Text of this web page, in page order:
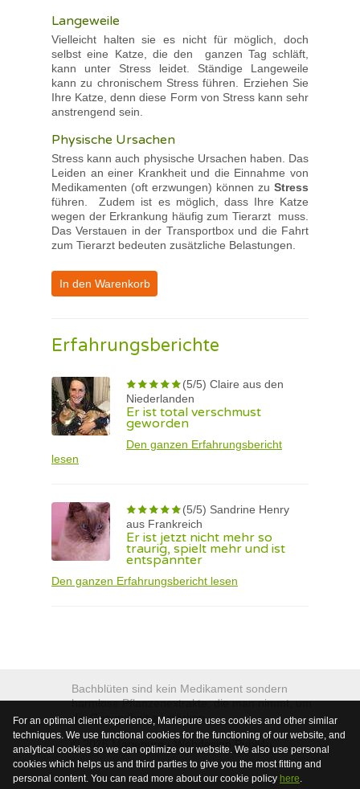
Langeweile
Vielleicht halten sie es nicht für möglich, doch
selbst eine Katze, die den ganzen Tag schläft,
kann unter Stress leidet. Ständige Langeweile
kann zu chronischem Stress führen. Erziehen Sie
Ihre Katze, denn diese Form von Stress kann sehr
anstrengend sein.
Physische Ursachen
Stress kann auch physische Ursachen haben. Das
Leiden an einer Krankheit und die Einnahme von
Medikamenten (oft erzwungen) können zu Stress
führen. Zudem ist es möglich, dass Ihre Katze
wegen der Erkrankung häufig zum Tierarzt muss.
Das Verstauen in der Transportbox und die Fahrt
zum Tierarzt bedeuten zusätzliche Belastungen.
In den Warenkorb
Erfahrungsberichte
(5/5) Claire aus den
Niederlanden
Er ist total verschmust
geworden
Den ganzen Erfahrungsbericht
lesen
(5/5) Sandrine Henry
aus Frankreich
Er ist jetzt nicht mehr so
traurig, spielt mehr und ist
entspannter
Den ganzen Erfahrungsbericht lesen
For an optimal client experience, Mariepure uses cookies and other similar
techniques. We use functional cookies for the functioning of our website, and
analytical cookies so we can optimize our website. We also use personal
cookies which helps us and third parties to give you the most fitting and
personal content. You can read more about our cookie policy here
Bachblüten sind kein Medikament sondern
harmlose Pflanzenextrakte, die man nimmt, um
die Gesundheit zu stärken.
© 2026 Mariepure - Webdesign Publi4u